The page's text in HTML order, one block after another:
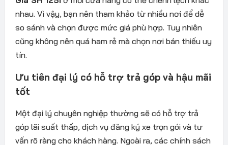
nhau. Vì vậy, bạn nên tham khảo từ nhiều nơi để dễ
so sánh và chọn được mức giá phù hợp. Tuy nhiên
cũng không nên quá ham rẻ mà chọn nơi bán thiếu uy
tín.
Ưu tiên đại lý có hỗ trợ trả góp và hậu mãi
tốt
Một đại lý chuyên nghiệp thường sẽ có hỗ trợ trả
góp lãi suất thấp, dịch vụ đăng ký xe trọn gói và tư
vấn rõ ràng cho khách hàng. Ngoài ra, các chính sách